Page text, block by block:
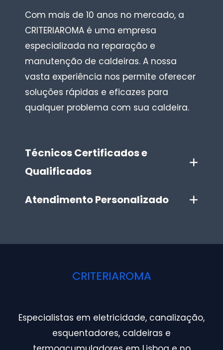
Com mais de 10 anos no mercado, a
CRITERIAROMA é uma empresa
especializada na reparação e
manutenção de caldeiras. A nossa
vasta experiência nos permite oferecer
soluções rápidas e eficazes para
qualquer problema com sua caldeira.
Técnicos Certificados e
Qualificados
Atendimento Personalizado
CRITERIAROMA
Especialistas em eletricidade, canalização,
esquentadores, caldeiras e